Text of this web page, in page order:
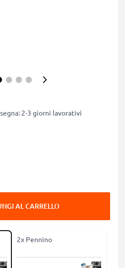
2-3 giorni lavorativi
AL CARRELLO
2x Pennino